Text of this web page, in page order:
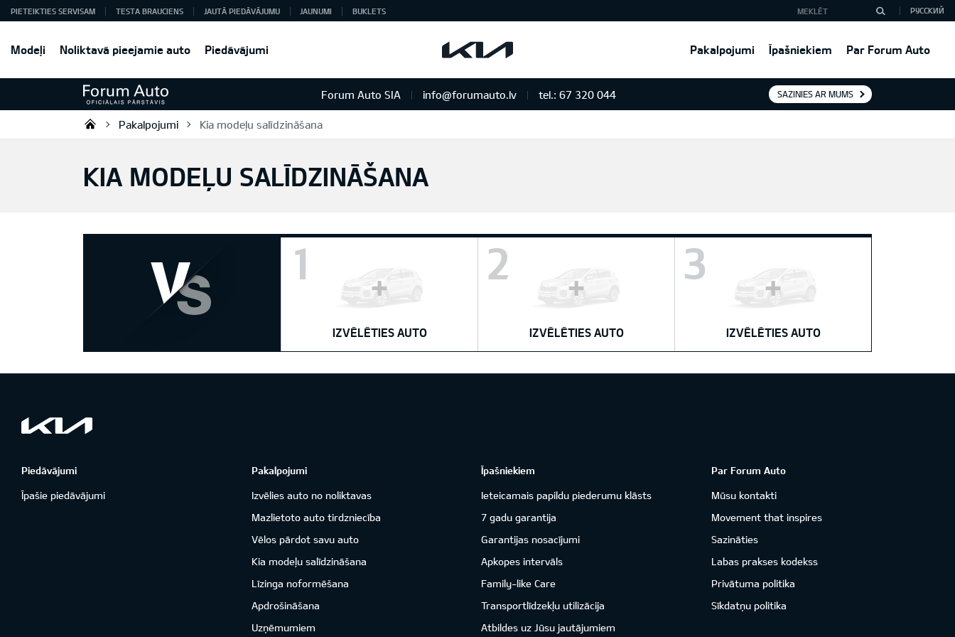
Modeļi Noliktavā pieejamie auto Piedāvājumi Pakalpojumi Īpašniekiem Par Forum Auto
PIETEIKTIES SERVISAM TESTA BRAUCIENS JAUTĀ PIEDĀVĀJUMU JAUNUMI BUKLETS РУССКИЙ
Forum Auto SIA info@forumauto.lv tel.: 67 320 044 SAZINIES AR MUMS
Forum Auto SIA
Pakalpojumi Kia modeļu salīdzināšana
KIA MODEĻU SALĪDZINĀŠANA
IZVĒLĒTIES AUTO IZVĒLĒTIES AUTO IZVĒLĒTIES AUTO
Piedāvājumi
Īpašie piedāvājumi
Pakalpojumi
Izvēlies auto no noliktavas
Mazlietoto auto tirdzniecība
Vēlos pārdot savu auto
Kia modeļu salīdzināšana
Līzinga noformēšana
Apdrošināšana
Uzņēmumiem
Īpašniekiem
Ieteicamais papildu piederumu klāsts
7 gadu garantija
Garantijas nosacījumi
Apkopes intervāls
Family-like Care
Transportlīdzekļu utilizācija
Atbildes uz Jūsu jautājumiem
Par Forum Auto
Mūsu kontakti
Movement that inspires
Sazināties
Labas prakses kodekss
Privātuma politika
Sīkdatņu politika